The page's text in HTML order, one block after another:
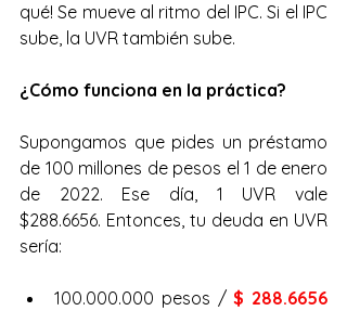
qué! Se mueve al ritmo del IPC. Si el IPC
sube, la UVR también sube.
¿Cómo funciona en la práctica?
Supongamos que pides un préstamo
de 100 millones de pesos el 1 de enero
de 2022. Ese día, 1 UVR vale
$288.6656. Entonces, tu deuda en UVR
sería:
100.000.000 pesos / $ 288.6656